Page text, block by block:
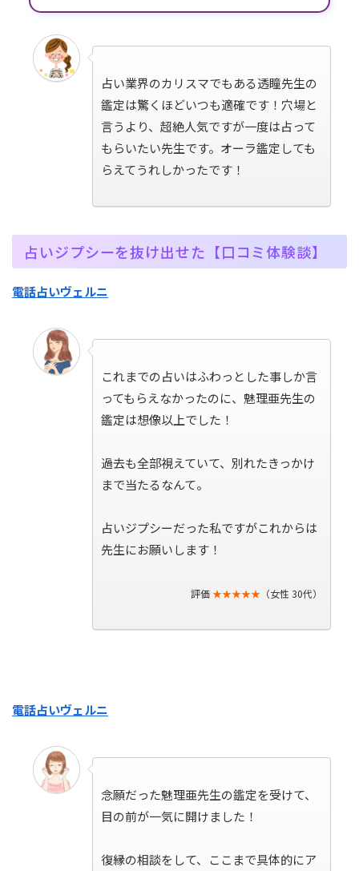
占い業界のカリスマでもある透瞳先生の
鑑定は驚くほどいつも適確です！穴場と
言うより、超絶人気ですが一度は占って
もらいたい先生です。オーラ鑑定しても
らえてうれしかったです！
占いジプシーを抜け出せた【口コミ体験談】
電話占いヴェルニ
これまでの占いはふわっとした事しか言
ってもらえなかったのに、魅理亜先生の
鑑定は想像以上でした！
過去も全部視えていて、別れたきっかけ
まで当たるなんて。
占いジプシーだった私ですがこれからは
先生にお願いします！
評価★★★★★ （女性 30代）
電話占いヴェルニ
念願だった魅理亜先生の鑑定を受けて、
目の前が一気に開けました！
復縁の相談をして、ここまで具体的にア